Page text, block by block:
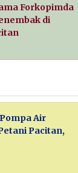
Forkopimda
di
Air
Pacitan,